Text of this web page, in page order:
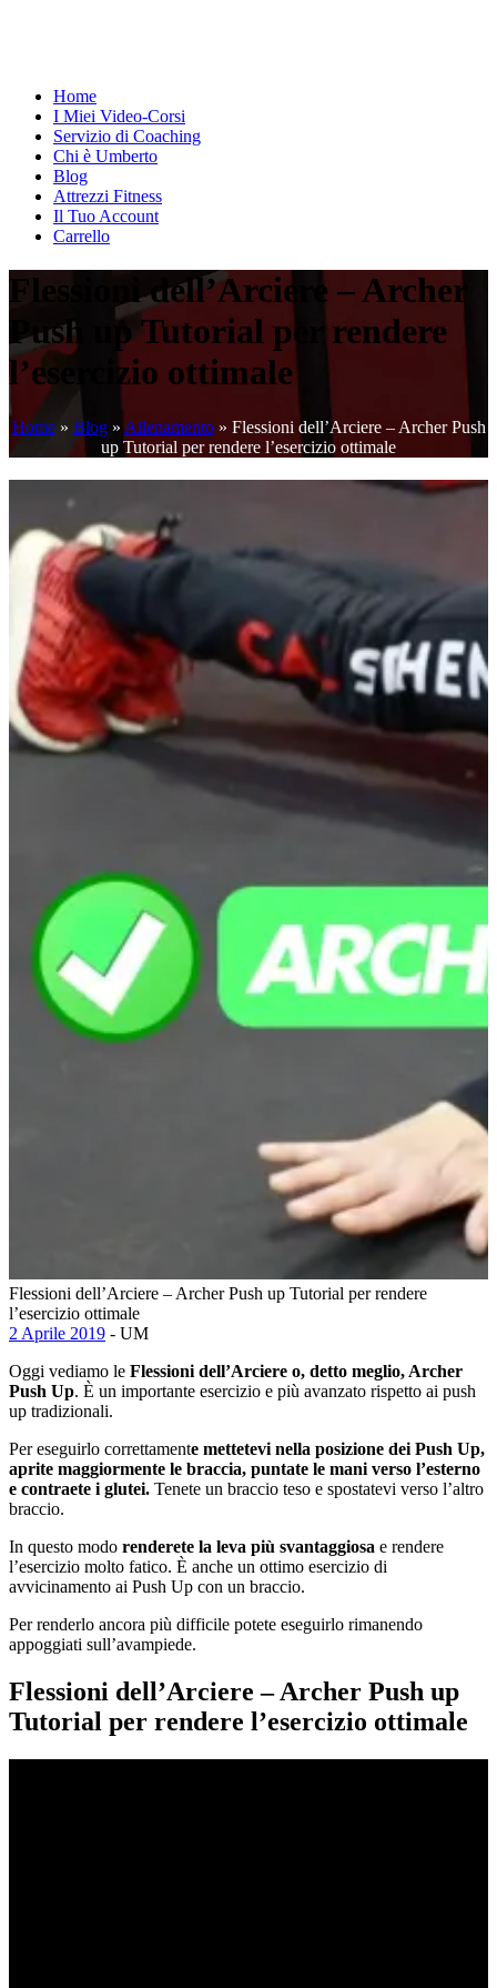
Home
I Miei Video-Corsi
Servizio di Coaching
Chi è Umberto
Blog
Attrezzi Fitness
Il Tuo Account
Carrello
Flessioni dell’Arciere – Archer
Push up Tutorial per rendere
l’esercizio ottimale
Home» Blog» Allenamento» Flessioni dell’Arciere – Archer Push
up Tutorial per rendere l’esercizio ottimale
Flessioni dell’Arciere – Archer Push up Tutorial per rendere
l’esercizio ottimale
2 Aprile 2019 - UM
Oggi vediamo le Flessioni dell’Arciere o, detto meglio, Archer
Push Up. È un importante esercizio e più avanzato rispetto ai push
up tradizionali.
Per eseguirlo correttamente mettetevi nella posizione dei Push Up,
aprite maggiormente le braccia, puntate le mani verso l’esterno
e contraete i glutei. Tenete un braccio teso e spostatevi verso l’altro
braccio.
In questo modo renderete la leva più svantaggiosa e rendere
l’esercizio molto fatico. È anche un ottimo esercizio di
avvicinamento ai Push Up con un braccio.
Per renderlo ancora più difficile potete eseguirlo rimanendo
appoggiati sull’avampiede.
Flessioni dell’Arciere – Archer Push up
Tutorial per rendere l’esercizio ottimale